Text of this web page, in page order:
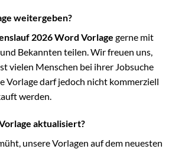
weitergeben?
2026 Word Vorlage gerne mit
Bekannten teilen. Wir freuen uns,
vielen Menschen bei ihrer Jobsuche
Vorlage darf jedoch nicht kommerziell
werden.
aktualisiert?
unsere Vorlagen auf dem neuesten